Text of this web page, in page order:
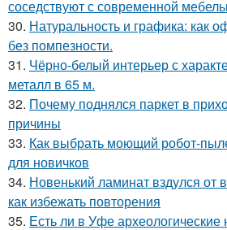
соседствуют с современной
30. Натуральность и графика: как
без помпезности.
31. Чёрно-белый интерьер с
металл в 65 м.
32. Почему поднялся паркет в
причины
33. Как выбрать моющий робот-
для новичков
34. Новенький ламинат вздулся от
как избежать повторения
35. Есть ли в Уфе археологические